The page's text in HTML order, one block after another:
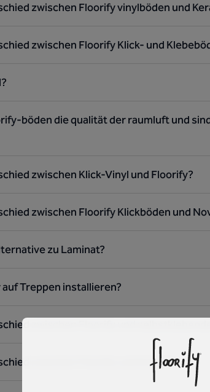
zwischen Floorify vinylböden und
zwischen Floorify Klick- und
böden die qualität der raumluft und
zwischen Klick-Vinyl und Floorify?
zwischen Floorify Klickböden und
zu Laminat?
Treppen installieren?
zwischen Floorify und
zwischen Floorify und Estrich?